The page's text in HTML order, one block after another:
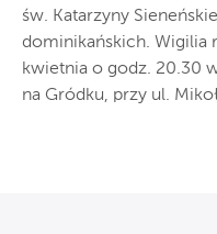
św. Katarzyny
dominikańskich. Wigilia
kwietnia o godz. 20.30
na Gródku, przy ul.